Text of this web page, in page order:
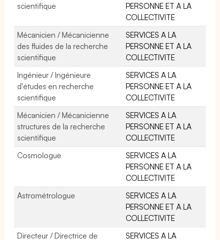
scientifique
PERSONNE ET A LA
COLLECTIVITE
Mécanicien / Mécanicienne
des fluides de la recherche
scientifique
SERVICES A LA
PERSONNE ET A LA
COLLECTIVITE
Ingénieur / Ingénieure
d'études en recherche
scientifique
SERVICES A LA
PERSONNE ET A LA
COLLECTIVITE
Mécanicien / Mécanicienne
structures de la recherche
scientifique
SERVICES A LA
PERSONNE ET A LA
COLLECTIVITE
Cosmologue
SERVICES A LA
PERSONNE ET A LA
COLLECTIVITE
Astrométrologue
SERVICES A LA
PERSONNE ET A LA
COLLECTIVITE
Directeur / Directrice de
SERVICES A LA